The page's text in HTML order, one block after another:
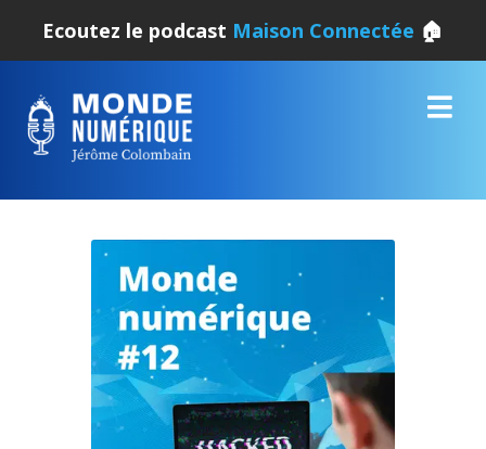
Ecoutez le podcast Maison Connectée 🏠